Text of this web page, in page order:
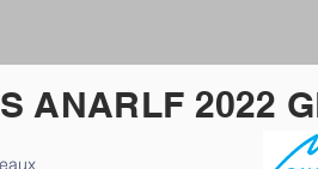
ANARLF 2022